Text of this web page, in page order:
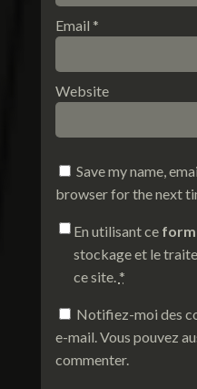
Email *
Website
Save my name,
browser for the next
En utilisant ce
stockage et le
ce site. *
Notifiez-moi des
e-mail. Vous pouvez
commenter.